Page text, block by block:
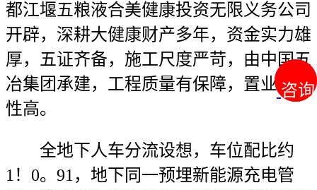
咨询
咨询
都江堰五粮液合美健康投资无限义务公司
开辟，深耕大健康财产多年，资金实力雄
厚，五证齐备，施工尺度严苛，由中国五
冶集团承建，工程质量有保障，置业平安
性高。
全地下人车分流设想，车位配比约
1！0。91，地下同一预埋新能源充电管